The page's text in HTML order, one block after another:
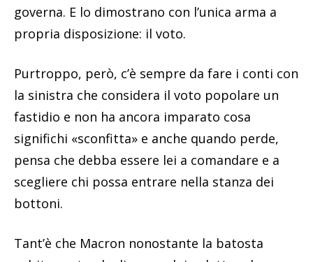
governa. E lo dimostrano con l’unica arma a
propria disposizione: il voto.
Purtroppo, però, c’è sempre da fare i conti con
la sinistra che considera il voto popolare un
fastidio e non ha ancora imparato cosa
significhi «sconfitta» e anche quando perde,
pensa che debba essere lei a comandare e a
scegliere chi possa entrare nella stanza dei
bottoni.
Tant’è che Macron nonostante la batosta